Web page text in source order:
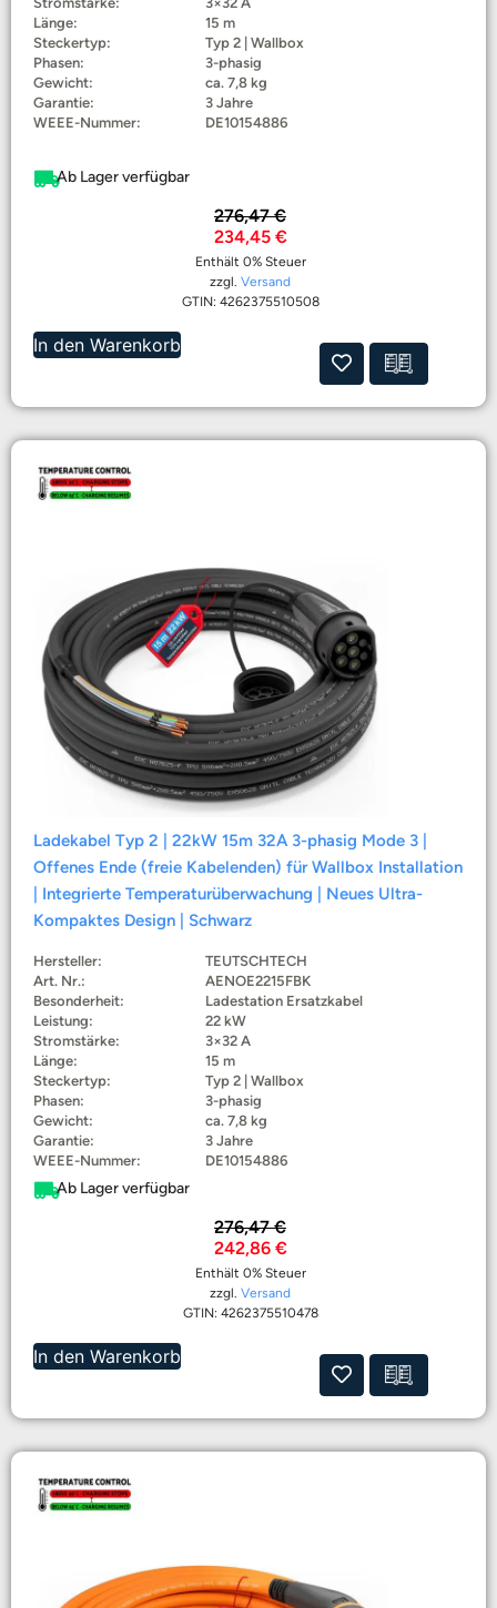
Länge:
15 m
Steckertyp:
Phasen:
Typ 2 | Wallbox
3-phasig
Gewicht:
Garantie:
ca. 7,8 kg
3 Jahre
WEEE-Nummer:
DE10154886
Ab Lager verfügbar
276,47€
234,45 €
Enthält 0% Steuer
zzgl. Versand
GTIN: 4262375510508
In den Warenkorb
Ladekabel Typ 2 | 22kW 15m 32A 3-phasig Mode 3 |
Offenes Ende (freie Kabelenden) für Wallbox Installation
| Integrierte Temperaturüberwachung | Neues Ultra-
Kompaktes Design | Schwarz
Hersteller:
TEUTSCHTECH
Art. Nr.:
AENOE2215FBK
Besonderheit:
Leistung:
Ladestation Ersatzkabel
22 kW
Stromstärke:
Länge:
3×32 A
15 m
Steckertyp:
Phasen:
Typ 2 | Wallbox
3-phasig
Gewicht:
Garantie:
ca. 7,8 kg
3 Jahre
WEEE-Nummer:
DE10154886
Ab Lager verfügbar
276,47€
242,86 €
Enthält 0% Steuer
zzgl. Versand
GTIN: 4262375510478
In den Warenkorb